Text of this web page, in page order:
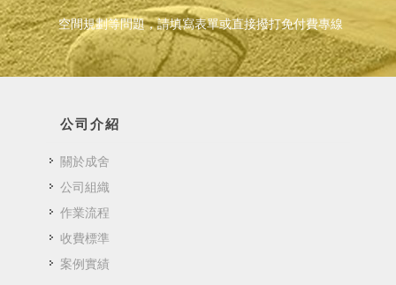
空間規劃等問題，請填寫表單或直接撥打免付費專線
公司介紹
關於成舍
公司組織
作業流程
收費標準
案例實績